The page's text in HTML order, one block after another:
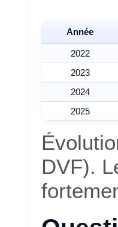
Année
2022
2023
2024
2025
DVF).